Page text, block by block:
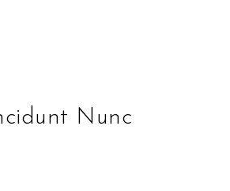
Nunc